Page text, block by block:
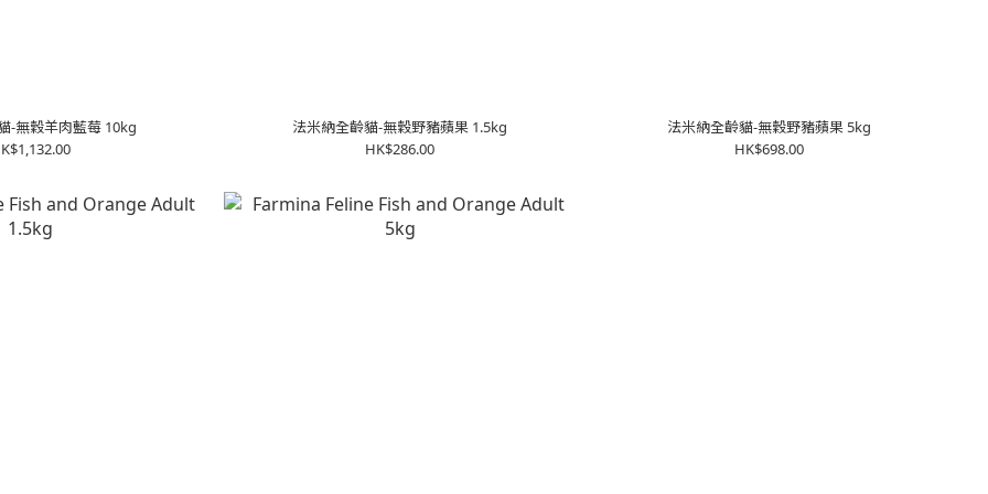
-無穀羊肉藍莓 10kg
法米納全齡貓-無穀野豬蘋果 1.5kg
HK$286.00
法米納全齡貓-無穀野豬蘋果 5kg
HK$698.00